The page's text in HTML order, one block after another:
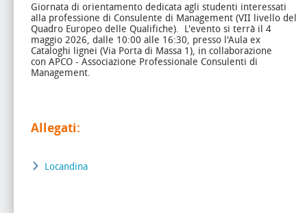
Giornata di orientamento dedicata agli studenti interessati
alla professione di Consulente di Management (VII livello del
Quadro Europeo delle Qualifiche). L'evento si terrà il 4
maggio 2026, dalle 10:00 alle 16:30, presso l'Aula ex
Cataloghi lignei (Via Porta di Massa 1), in collaborazione
con APCO - Associazione Professionale Consulenti di
Management.
Allegati:
Locandina